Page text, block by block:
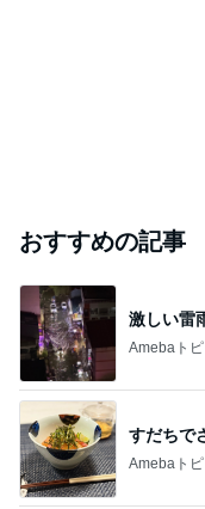
おすすめの記事
激しい雷
Amebaト
すだちで
Amebaト